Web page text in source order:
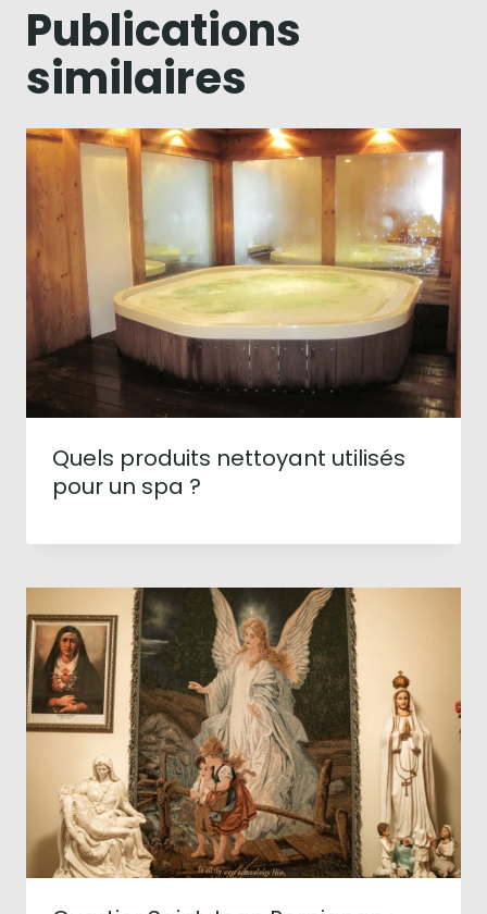
Publications
similaires
Quels produits nettoyant utilisés
pour un spa ?